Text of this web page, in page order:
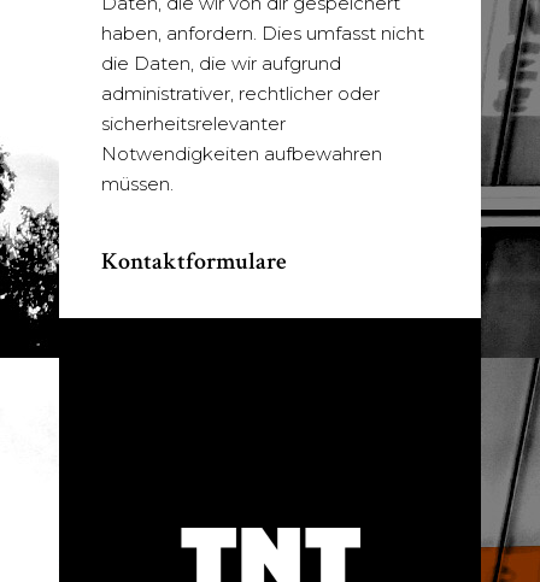
haben, anfordern. Dies umfasst nicht
die Daten, die wir aufgrund
administrativer, rechtlicher oder
sicherheitsrelevanter
Notwendigkeiten aufbewahren
müssen.
Kontaktformulare